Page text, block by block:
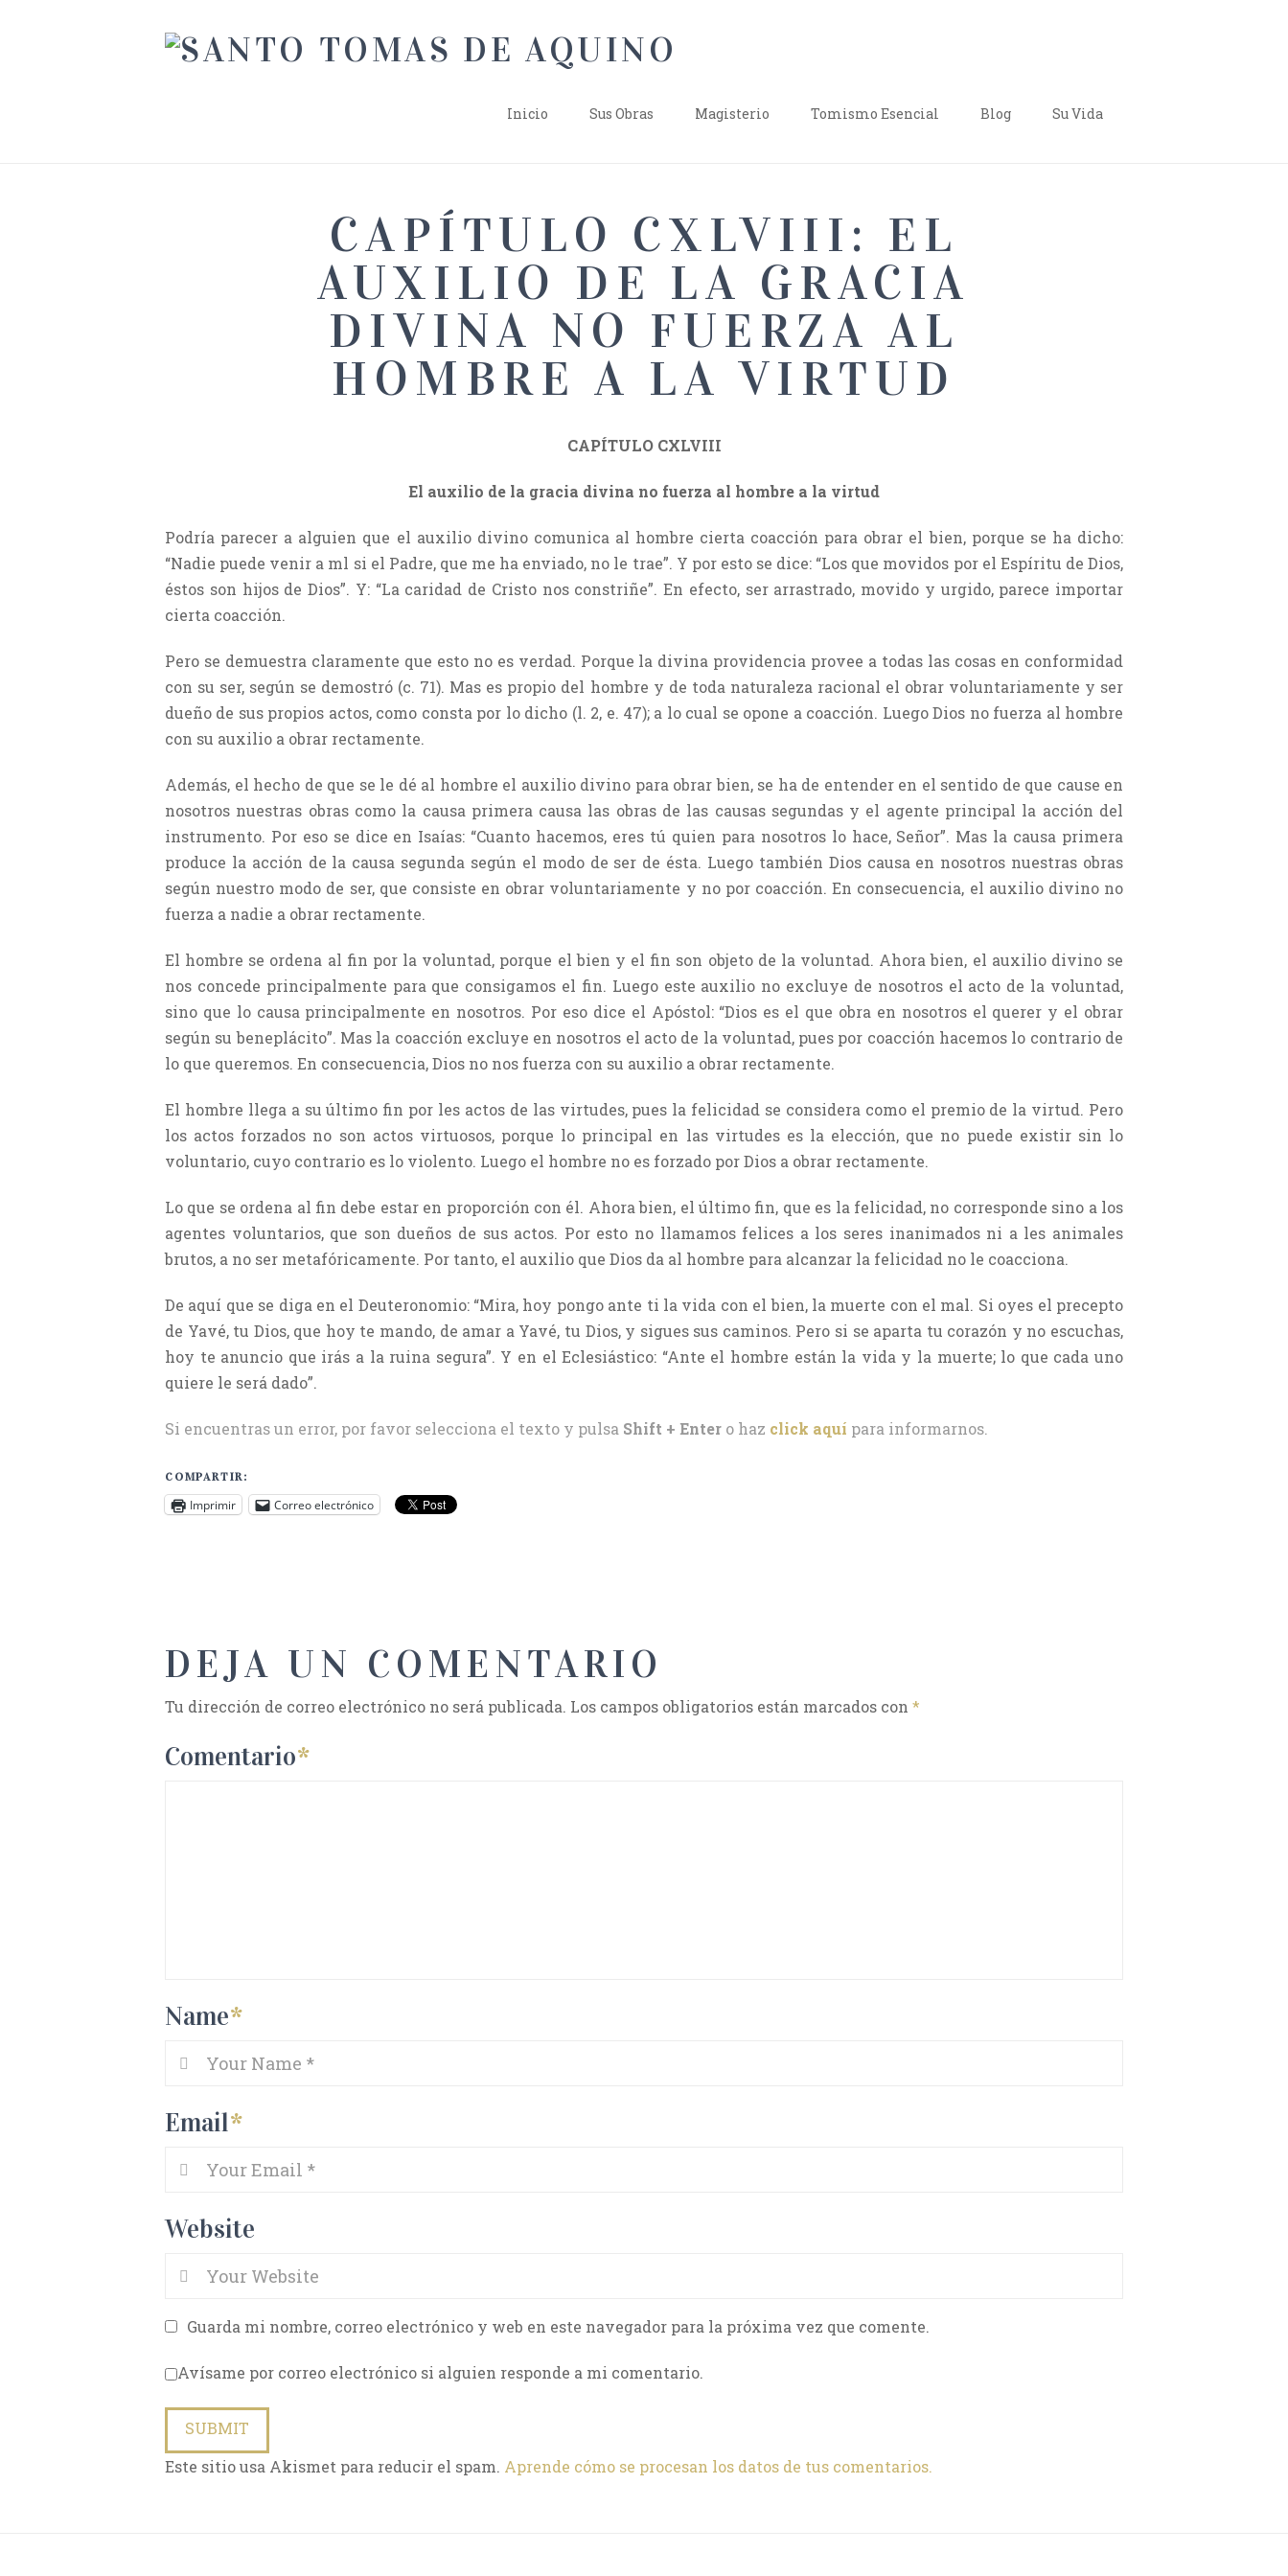
Inicio Sus Obras Magisterio Tomismo Esencial Blog Su Vida
CAPÍTULO CXLVIII: EL
AUXILIO DE LA GRACIA
DIVINA NO FUERZA AL
HOMBRE A LA VIRTUD
CAPÍTULO CXLVIII
El auxilio de la gracia divina no fuerza al hombre a la virtud
Podría parecer a alguien que el auxilio divino comunica al hombre cierta coacción para obrar el bien, porque se ha dicho:
“Nadie puede venir a ml si el Padre, que me ha enviado, no le trae”. Y por esto se dice: “Los que movidos por el Espíritu de Dios,
éstos son hijos de Dios”. Y: “La caridad de Cristo nos constriñe”. En efecto, ser arrastrado, movido y urgido, parece importar
cierta coacción.
Pero se demuestra claramente que esto no es verdad. Porque la divina providencia provee a todas las cosas en conformidad
con su ser, según se demostró (c. 71). Mas es propio del hombre y de toda naturaleza racional el obrar voluntariamente y ser
dueño de sus propios actos, como consta por lo dicho (l. 2, e. 47); a lo cual se opone a coacción. Luego Dios no fuerza al hombre
con su auxilio a obrar rectamente.
Además, el hecho de que se le dé al hombre el auxilio divino para obrar bien, se ha de entender en el sentido de que cause en
nosotros nuestras obras como la causa primera causa las obras de las causas segundas y el agente principal la acción del
instrumento. Por eso se dice en Isaías: “Cuanto hacemos, eres tú quien para nosotros lo hace, Señor”. Mas la causa primera
produce la acción de la causa segunda según el modo de ser de ésta. Luego también Dios causa en nosotros nuestras obras
según nuestro modo de ser, que consiste en obrar voluntariamente y no por coacción. En consecuencia, el auxilio divino no
fuerza a nadie a obrar rectamente.
El hombre se ordena al fin por la voluntad, porque el bien y el fin son objeto de la voluntad. Ahora bien, el auxilio divino se
nos concede principalmente para que consigamos el fin. Luego este auxilio no excluye de nosotros el acto de la voluntad,
sino que lo causa principalmente en nosotros. Por eso dice el Apóstol: “Dios es el que obra en nosotros el querer y el obrar
según su beneplácito”. Mas la coacción excluye en nosotros el acto de la voluntad, pues por coacción hacemos lo contrario de
lo que queremos. En consecuencia, Dios no nos fuerza con su auxilio a obrar rectamente.
El hombre llega a su último fin por les actos de las virtudes, pues la felicidad se considera como el premio de la virtud. Pero
los actos forzados no son actos virtuosos, porque lo principal en las virtudes es la elección, que no puede existir sin lo
voluntario, cuyo contrario es lo violento. Luego el hombre no es forzado por Dios a obrar rectamente.
Lo que se ordena al fin debe estar en proporción con él. Ahora bien, el último fin, que es la felicidad, no corresponde sino a los
agentes voluntarios, que son dueños de sus actos. Por esto no llamamos felices a los seres inanimados ni a les animales
brutos, a no ser metafóricamente. Por tanto, el auxilio que Dios da al hombre para alcanzar la felicidad no le coacciona.
De aquí que se diga en el Deuteronomio: “Mira, hoy pongo ante ti la vida con el bien, la muerte con el mal. Si oyes el precepto
de Yavé, tu Dios, que hoy te mando, de amar a Yavé, tu Dios, y sigues sus caminos. Pero si se aparta tu corazón y no escuchas,
hoy te anuncio que irás a la ruina segura”. Y en el Eclesiástico: “Ante el hombre están la vida y la muerte; lo que cada uno
quiere le será dado”.
Si encuentras un error, por favor selecciona el texto y pulsa Shift + Enter o haz click aquí para informarnos.
COMPARTIR:
Imprimir Correo electrónico
DEJA UN COMENTARIO
Tu dirección de correo electrónico no será publicada. Los campos obligatorios están marcados con *
Comentario*
Name*
Email*
Website
Guarda mi nombre, correo electrónico y web en este navegador para la próxima vez que comente.
Avísame por correo electrónico si alguien responde a mi comentario.
Este sitio usa Akismet para reducir el spam. Aprende cómo se procesan los datos de tus comentarios.